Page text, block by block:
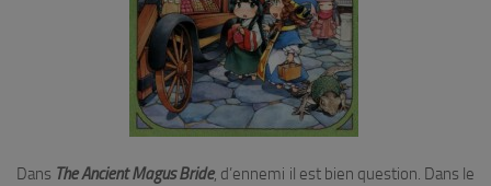
Dans The Ancient Magus Bride, d’ennemi il est bien question. Dans le